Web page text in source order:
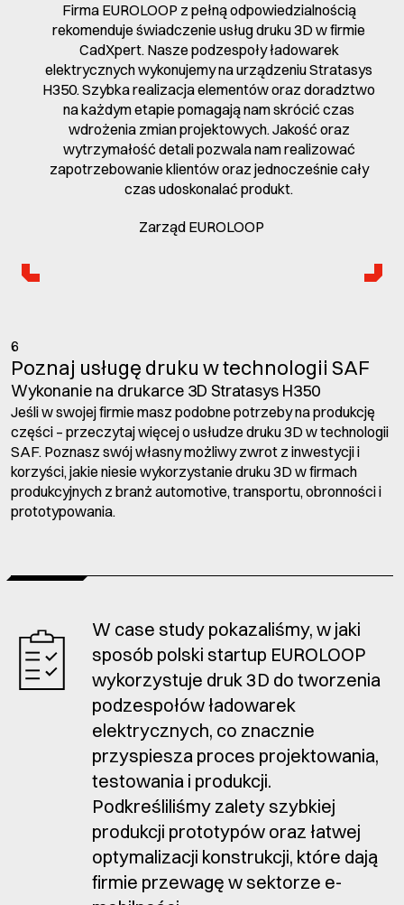
Firma EUROLOOP z pełną odpowiedzialnością
rekomenduje świadczenie usług druku 3D w firmie
CadXpert. Nasze podzespoły ładowarek
elektrycznych wykonujemy na urządzeniu Stratasys
H350. Szybka realizacja elementów oraz doradztwo
na każdym etapie pomagają nam skrócić czas
wdrożenia zmian projektowych. Jakość oraz
wytrzymałość detali pozwala nam realizować
zapotrzebowanie klientów oraz jednocześnie cały
czas udoskonalać produkt.
Zarząd EUROLOOP
6
Poznaj usługę druku w technologii SAF
Wykonanie na drukarce 3D Stratasys H350
Jeśli w swojej firmie masz podobne potrzeby na produkcję
części – przeczytaj więcej o usłudze druku 3D w technologii
SAF. Poznasz swój własny możliwy zwrot z inwestycji i
korzyści, jakie niesie wykorzystanie druku 3D w firmach
produkcyjnych z branż automotive, transportu, obronności i
prototypowania.
W case study pokazaliśmy, w jaki
sposób polski startup EUROLOOP
wykorzystuje druk 3D do tworzenia
podzespołów ładowarek
elektrycznych, co znacznie
przyspiesza proces projektowania,
testowania i produkcji.
Podkreśliliśmy zalety szybkiej
produkcji prototypów oraz łatwej
optymalizacji konstrukcji, które dają
firmie przewagę w sektorze e-